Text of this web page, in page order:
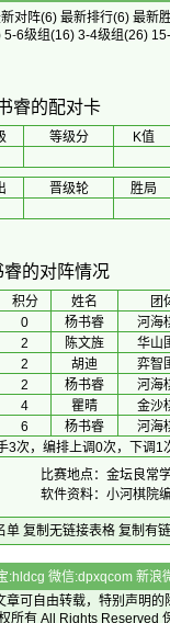
对阵(6) 最新排行(6) 最新
5-6级组(16) 3-4级组(26)
睿的配对卡
等级分 K值
晋级轮 胜局
睿的对阵情况
积分 姓名 团
0 杨书睿 河海
2 陈文旌 华山
2 胡迪 弈智
2 杨书睿 河海
4 瞿晴 金沙
6 杨书睿 河海
3次，编排上调0次，下调1
比赛地点：金坛良常
软件资料：小河棋院
单 复制无链接表格 复制有
微信:dpxqcom 新浪
章可自由转载，特别声明
所有 All Rights Reserved